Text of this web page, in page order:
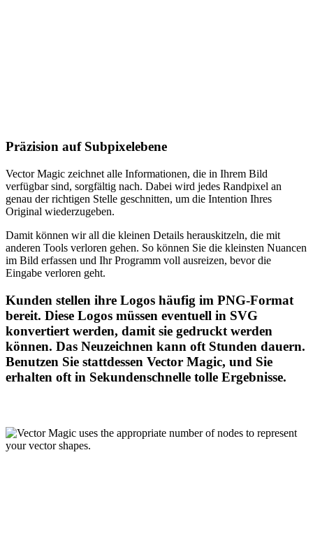
Präzision auf Subpixelebene
Vector Magic zeichnet alle Informationen, die in Ihrem Bild
verfügbar sind, sorgfältig nach. Dabei wird jedes Randpixel an
genau der richtigen Stelle geschnitten, um die Intention Ihres
Original wiederzugeben.
Damit können wir all die kleinen Details herauskitzeln, die mit
anderen Tools verloren gehen. So können Sie die kleinsten Nuancen
im Bild erfassen und Ihr Programm voll ausreizen, bevor die
Eingabe verloren geht.
Kunden stellen ihre Logos häufig im PNG-Format
bereit. Diese Logos müssen eventuell in SVG
konvertiert werden, damit sie gedruckt werden
können. Das Neuzeichnen kann oft Stunden dauern.
Benutzen Sie stattdessen Vector Magic, und Sie
erhalten oft in Sekundenschnelle tolle Ergebnisse.